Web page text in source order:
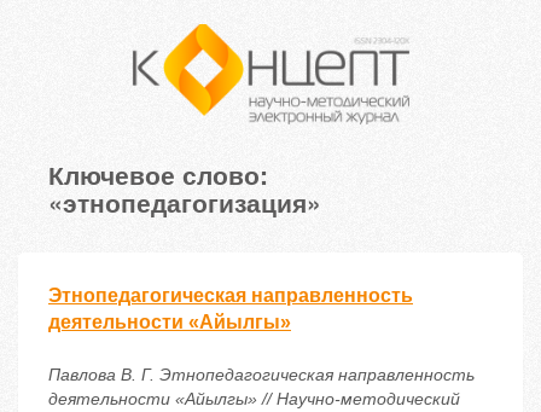
Ключевое слово:
«этнопедагогизация»
Этнопедагогическая направленность
деятельности «Айылгы»
Павлова В. Г. Этнопедагогическая направленность
деятельности «Айылгы» // Научно-методический